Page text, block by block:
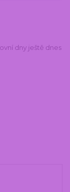
dny ještě dnes